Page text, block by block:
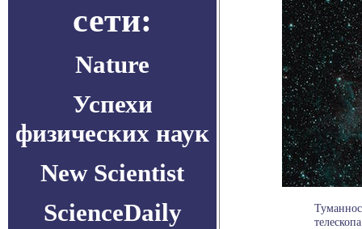
сети:
Nature
Успехи
физических наук
New Scientist
ScienceDaily